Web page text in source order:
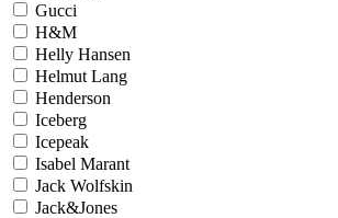
Gucci
H&M
Helly Hansen
Helmut Lang
Henderson
Iceberg
Icepeak
Isabel Marant
Jack Wolfskin
Jack&Jones